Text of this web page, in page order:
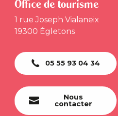
Office de tourisme
1 rue Joseph Vialaneix
19300 Égletons
05 55 93 04 34
Nous
contacter